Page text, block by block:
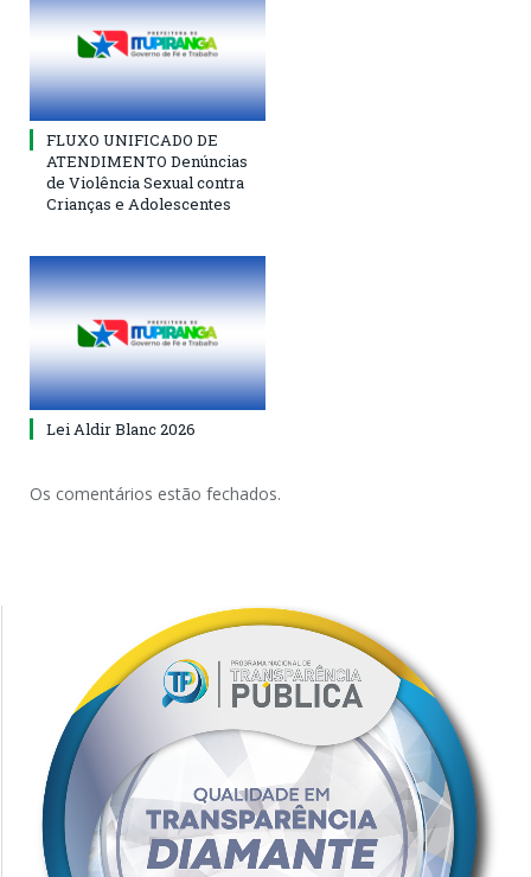
FLUXO UNIFICADO DE
ATENDIMENTO Denúncias
de Violência Sexual contra
Crianças e Adolescentes
Lei Aldir Blanc 2026
Os comentários estão fechados.